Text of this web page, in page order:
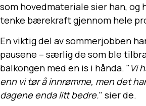
som hovedmateriale sier han, og
tenke bærekraft gjennom hele
En viktig del av sommerjobben
pausene – særlig de som ble
balkongen med en is i hånda. "Vi
enn vi tør å innrømme, men det
dagene enda litt bedre." sier de.